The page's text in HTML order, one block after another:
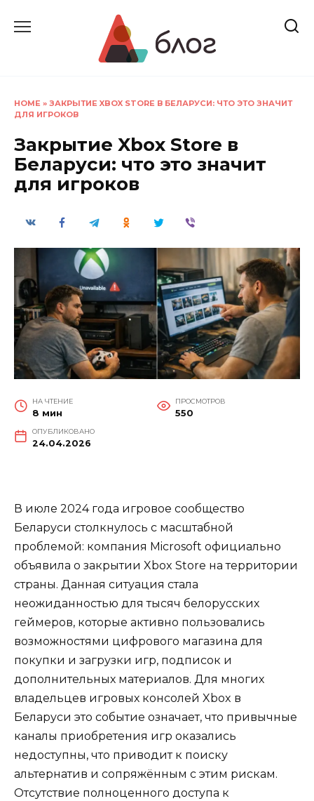
HOME » ЗАКРЫТИЕ XBOX STORE В БЕЛАРУСИ: ЧТО ЭТО ЗНАЧИТ
ДЛЯ ИГРОКОВ
Закрытие Xbox Store в
Беларуси: что это значит
для игроков
НА ЧТЕНИЕ
8 мин
ПРОСМОТРОВ
550
ОПУБЛИКОВАНО
24.04.2026
В июле 2024 года игровое сообщество
Беларуси столкнулось с масштабной
проблемой: компания Microsoft официально
объявила о закрытии Xbox Store на территории
страны. Данная ситуация стала
неожиданностью для тысяч белорусских
геймеров, которые активно пользовались
возможностями цифрового магазина для
покупки и загрузки игр, подписок и
дополнительных материалов. Для многих
владельцев игровых консолей Xbox в
Беларуси это событие означает, что привычные
каналы приобретения игр оказались
недоступны, что приводит к поиску
альтернатив и сопряжённым с этим рискам.
Отсутствие полноценного доступа к